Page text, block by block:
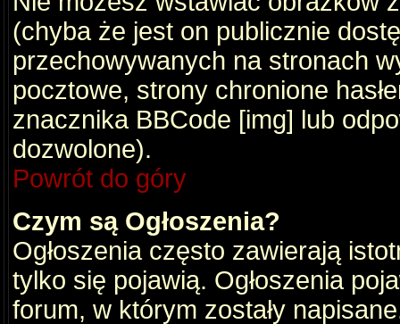
(chyba że jest on publicznie
przechowywanych na stronach
pocztowe, strony chronione
znacznika BBCode [img] lub
dozwolone).
Powrót do góry
Czym są Ogłoszenia?
Ogłoszenia często zawierają
tylko się pojawią. Ogłoszenia
forum, w którym zostały